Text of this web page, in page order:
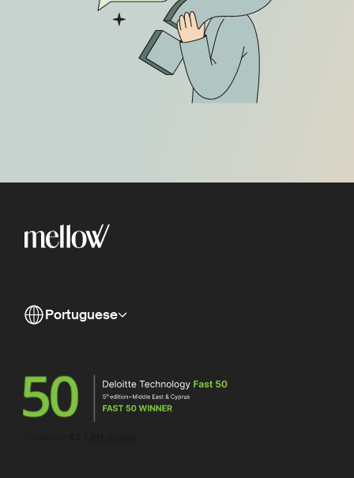
Portuguese